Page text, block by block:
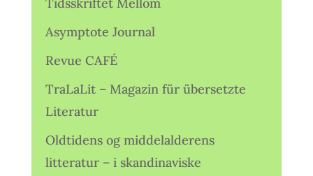
Asymptote Journal
Revue CAFÉ
TraLaLit – Magazin für übersetzte
Literatur
Oldtidens og middelalderens
litteratur – i skandinaviske